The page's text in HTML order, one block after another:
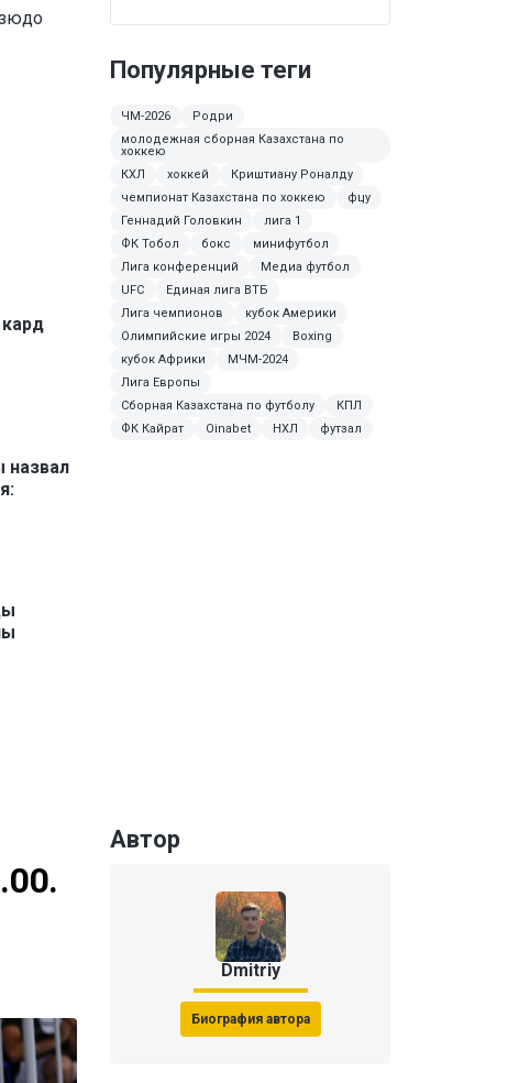
назвал
Популярные теги
ЧМ-2026
Родри
молодежная сборная Казахстана по
хоккею
КХЛ
хоккей
Криштиану Роналду
чемпионат Казахстана по хоккею
фцу
Геннадий Головкин
лига 1
ФК Тобол
бокс
минифутбол
Лига конференций
Медиа футбол
UFC
Единая лига ВТБ
Лига чемпионов
кубок Америки
Олимпийские игры 2024
Boxing
кубок Африки
МЧМ-2024
Лига Европы
Сборная Казахстана по футболу
КПЛ
ФК Кайрат
Oinabet НХЛ футзал
Автор
Dmitriy
Биография автора